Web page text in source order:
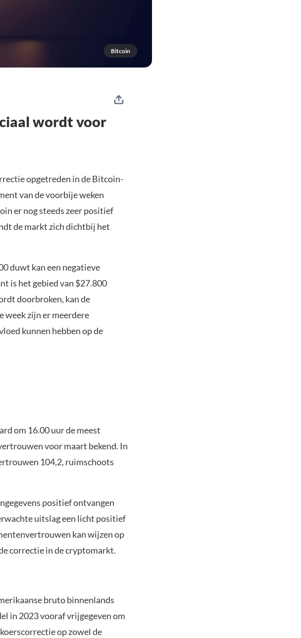
Bitcoin
wordt voor
opgetreden in de Bitcoin-
van de voorbije weken
er nog steeds zeer positief
de markt zich dichtbij het
duwt kan een negatieve
is het gebied van $27.800
doorbroken, kan de
week zijn er meerdere
kunnen hebben op de
om 16.00 uur de meest
voor maart bekend. In
104,2, ruimschoots
positief ontvangen
uitslag een licht positief
kan wijzen op
correctie in de cryptomarkt.
bruto binnenlands
in 2023 vooraf vrijgegeven om
op zowel de